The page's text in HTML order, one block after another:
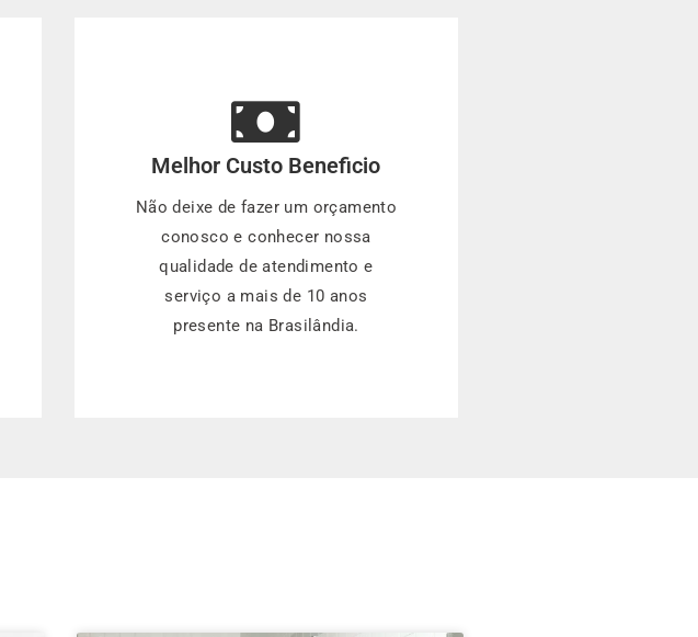
Melhor Custo Beneficio
Não deixe de fazer um orçamento
conosco e conhecer nossa
qualidade de atendimento e
serviço a mais de 10 anos
presente na Brasilândia.